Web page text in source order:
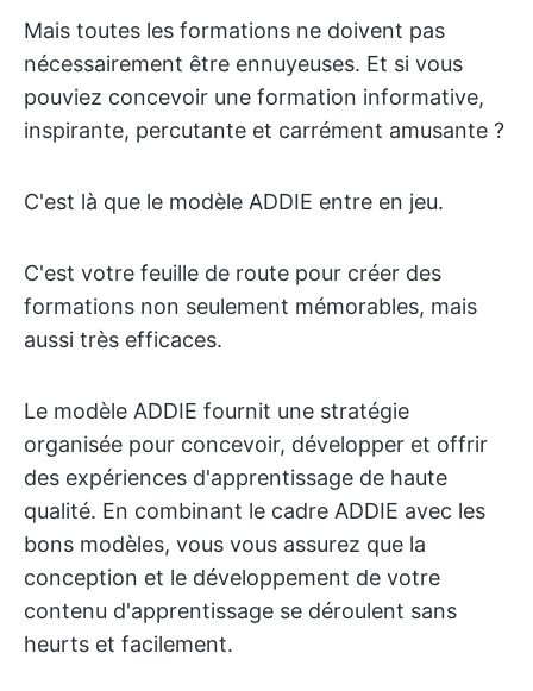
Mais toutes les formations ne doivent pas
nécessairement être ennuyeuses. Et si vous
pouviez concevoir une formation informative,
inspirante, percutante et carrément amusante ?
C'est là que le modèle ADDIE entre en jeu.
C'est votre feuille de route pour créer des
formations non seulement mémorables, mais
aussi très efficaces.
Le modèle ADDIE fournit une stratégie
organisée pour concevoir, développer et offrir
des expériences d'apprentissage de haute
qualité. En combinant le cadre ADDIE avec les
bons modèles, vous vous assurez que la
conception et le développement de votre
contenu d'apprentissage se déroulent sans
heurts et facilement.